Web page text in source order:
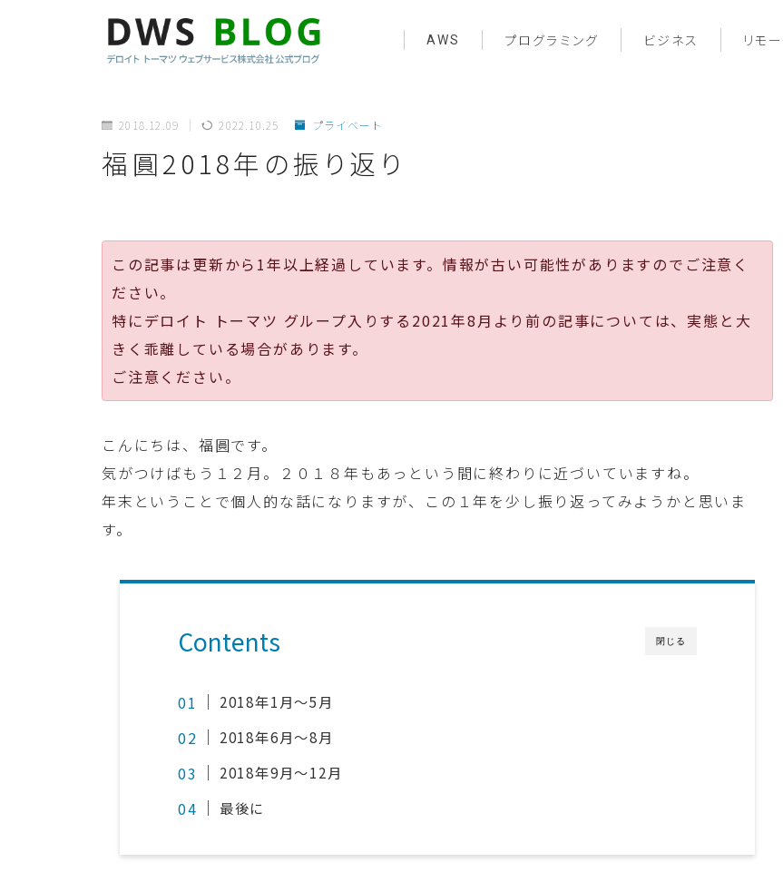
AWS プログラミング ビジネス リモ
2018.12.09 2022.10.25 プライベート
福圓2018年の振り返り
この記事は更新から1年以上経過しています。情報が古い可能性がありますのでご注意く
ださい。
特にデロイト トーマツ グループ入りする2021年8月より前の記事については、実態と大
きく乖離している場合があります。
ご注意ください。
こんにちは、福圓です。
気がつけばもう１２月。２０１８年もあっという間に終わりに近づいていますね。
年末ということで個人的な話になりますが、この１年を少し振り返ってみようかと思いま
す。
閉じる
Contents
2018年1月〜5月
2018年6月〜8月
2018年9月〜12月
最後に